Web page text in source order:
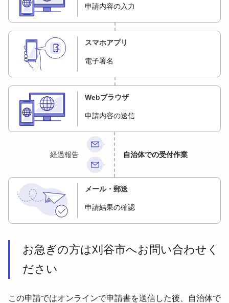
申請内容の入力
スマホアプリ
電子署名
Webブラウザ
申請内容の送信
経過報告 自治体での受付作業
メール・郵送
申請結果の確認
お急ぎの方は刈谷市へお問い合わせく
ださい
この申請ではオンラインで申請書を送信した後、自治体で